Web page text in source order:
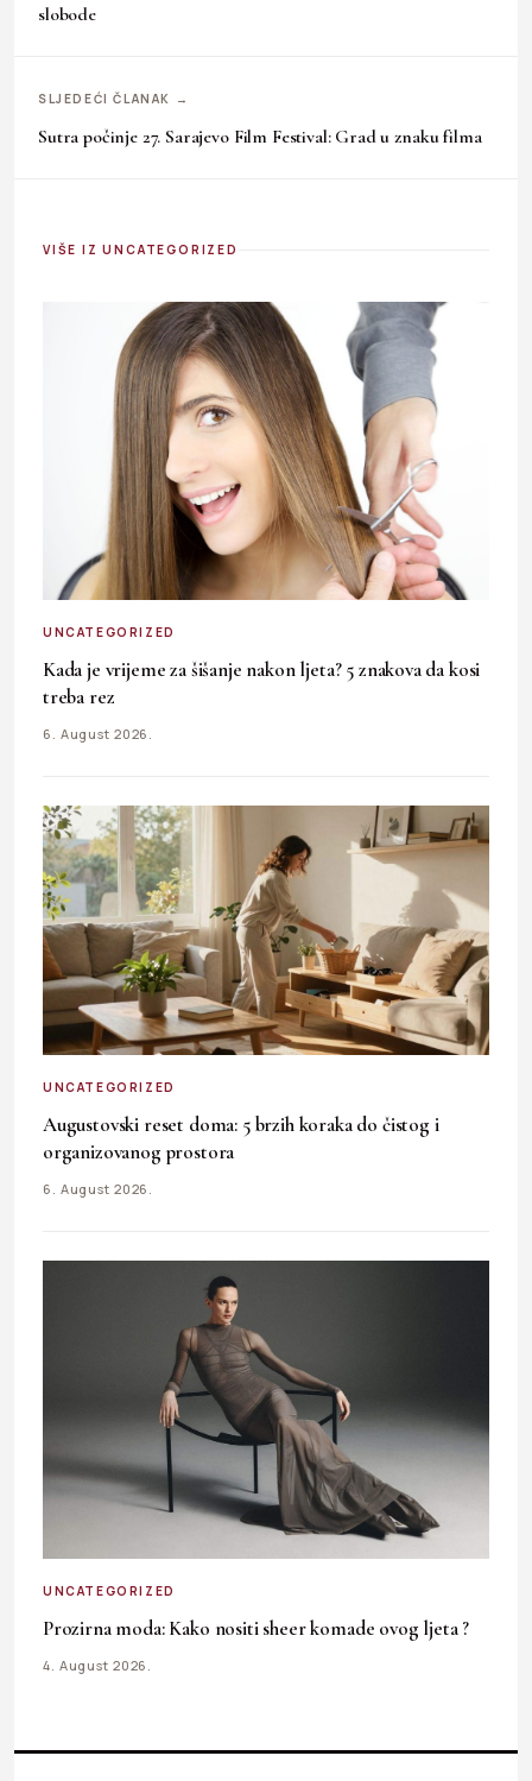
slobode
SLJEDEĆI ČLANAK →
Sutra počinje 27. Sarajevo Film Festival: Grad u znaku filma
VIŠE IZ UNCATEGORIZED
UNCATEGORIZED
Kada je vrijeme za šišanje nakon ljeta? 5 znakova da kosi
treba rez
6. August 2026.
UNCATEGORIZED
Augustovski reset doma: 5 brzih koraka do čistog i
organizovanog prostora
6. August 2026.
UNCATEGORIZED
Prozirna moda: Kako nositi sheer komade ovog ljeta ?
4. August 2026.